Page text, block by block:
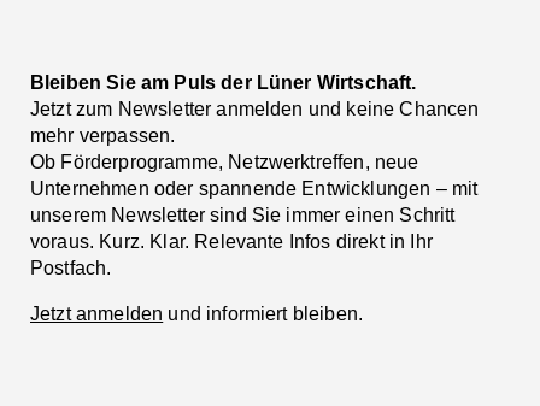
Bleiben Sie am Puls der Lüner Wirtschaft.
Jetzt zum Newsletter anmelden und keine Chancen
mehr verpassen.
Ob Förderprogramme, Netzwerktreffen, neue
Unternehmen oder spannende Entwicklungen – mit
unserem Newsletter sind Sie immer einen Schritt
voraus. Kurz. Klar. Relevante Infos direkt in Ihr
Postfach.
Jetzt anmelden und informiert bleiben.